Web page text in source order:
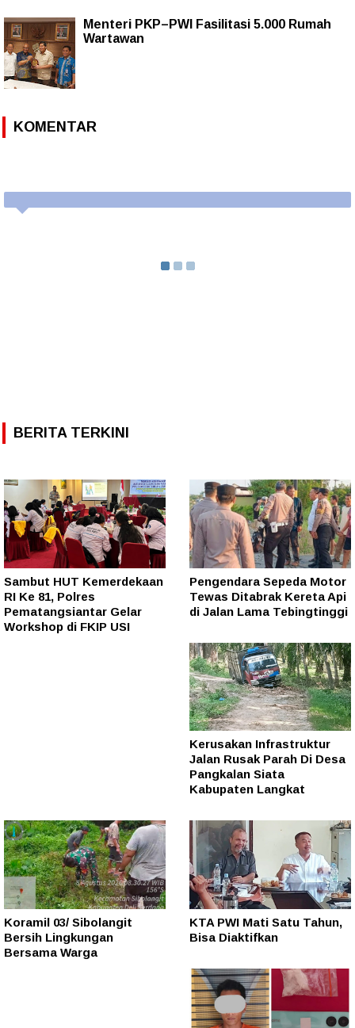
Menteri PKP–PWI Fasilitasi 5.000 Rumah
Wartawan
KOMENTAR
BERITA TERKINI
Sambut HUT Kemerdekaan
RI Ke 81, Polres
Pematangsiantar Gelar
Workshop di FKIP USI
Pengendara Sepeda Motor
Tewas Ditabrak Kereta Api
di Jalan Lama Tebingtinggi
Kerusakan Infrastruktur
Jalan Rusak Parah Di Desa
Pangkalan Siata
Kabupaten Langkat
Koramil 03/ Sibolangit
Bersih Lingkungan
Bersama Warga
KTA PWI Mati Satu Tahun,
Bisa Diaktifkan